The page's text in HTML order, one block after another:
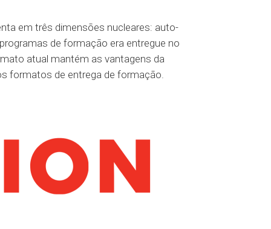
em três dimensões nucleares: auto-
de formação era entregue no
atual mantém as vantagens da
formatos de entrega de formação.